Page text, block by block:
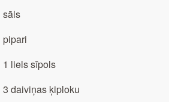
sāls
pipari
1 liels sīpols
3 daiviņas ķiploku